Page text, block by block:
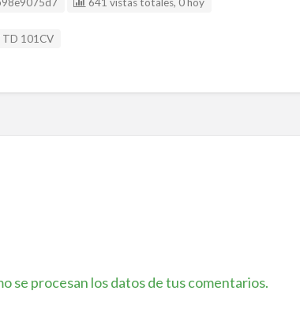
TD 101CV
se procesan los datos de tus comentarios.